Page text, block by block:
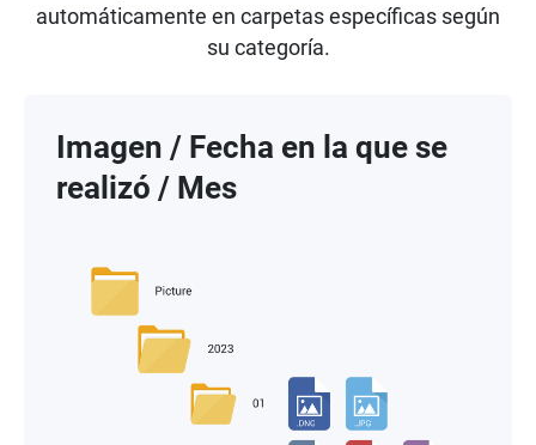
automáticamente en carpetas específicas según
su categoría.
Imagen / Fecha en la que se
realizó / Mes